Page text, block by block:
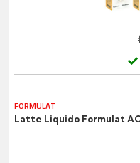
FORMULAT
Latte Liquido Formulat